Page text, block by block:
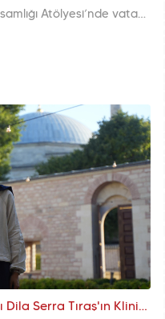
Ayvansaray Bahçe’deki Bitki Ressamlığı Atölyesi’nde vatandaşlar bahçedeki bitki ve çiçeklerden ilham alarak resim yapma şansı yakalıyor. Etkinlik doğayla sanatı buluşturarak katılımcılara keyifli bir deneyim sunuyor.
Medrese Davutpaşa Kullanıcısı Dila Serra Tıraş'ın Klinik Psikoloji Alanındaki Yüksek Lisans Tezi Akademik Arşivde Yerini Aldı